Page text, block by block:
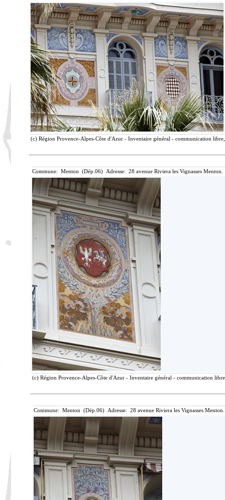
(c) Région Provence-Alpes-Côte d'Azur - Inventaire général - communication
Commune: Menton (Dép.06) Adresse: 28 avenue Riviera les Vignasses
(c) Région Provence-Alpes-Côte d'Azur - Inventaire général - communication
Commune: Menton (Dép.06) Adresse: 28 avenue Riviera les Vignasses